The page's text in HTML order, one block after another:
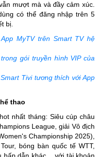
mượt mà và đầy cảm xúc.
có thể đăng nhập trên 5
bị.
MyTV trên Smart TV hệ
gói truyền hình VIP của
Tivi tương thích với App
thao
nhất tháng: Siêu cúp châu
League, giải Vô địch
Championship 2025),
bóng bàn quốc tế WTT,